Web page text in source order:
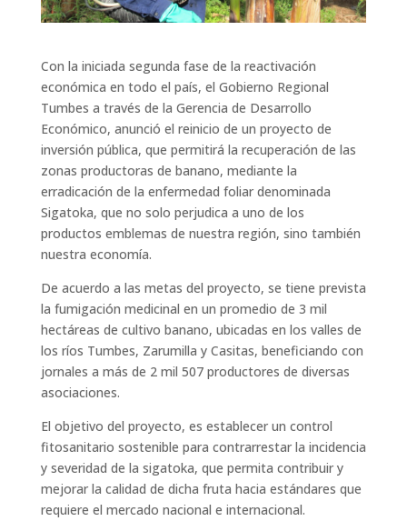
Con la iniciada segunda fase de la reactivación
económica en todo el país, el Gobierno Regional
Tumbes a través de la Gerencia de Desarrollo
Económico, anunció el reinicio de un proyecto de
inversión pública, que permitirá la recuperación de las
zonas productoras de banano, mediante la
erradicación de la enfermedad foliar denominada
Sigatoka, que no solo perjudica a uno de los
productos emblemas de nuestra región, sino también
nuestra economía.
De acuerdo a las metas del proyecto, se tiene prevista
la fumigación medicinal en un promedio de 3 mil
hectáreas de cultivo banano, ubicadas en los valles de
los ríos Tumbes, Zarumilla y Casitas, beneficiando con
jornales a más de 2 mil 507 productores de diversas
asociaciones.
El objetivo del proyecto, es establecer un control
fitosanitario sostenible para contrarrestar la incidencia
y severidad de la sigatoka, que permita contribuir y
mejorar la calidad de dicha fruta hacia estándares que
requiere el mercado nacional e internacional.